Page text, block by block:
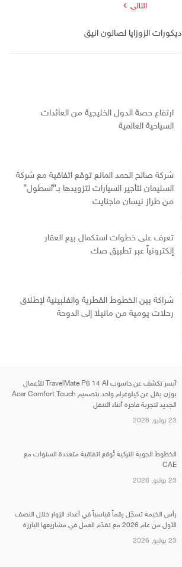
التالي
ديكورات الزوزايا لصالون انيق
ارتفاع حصة الدول الخليجية من العائدات
السياحية العالمية
شركة صالح الحمد المانع توقع اتفاقية مع شركة
السليمان لتأجير السيارات لتزويدها بـ”أسطول”
من طراز نيسان ماجنايت
تعرف على خطوات استكمال بيع العقار
إلكترونياً عبر تطبيق صك
شراكة بين الخطوط القطرية والفلبينية لإطلاق
رحلات يومية من مانيلا إلى الدوحة
آيسر تكشف عن حاسوب TravelMate P6 14 AI للأعمال
بوزن يقل عن كيلوغرام واحد بتصميم Acer Comfort Touch
الجديد لتجربة فاخرة أثناء التنقل
23 يوليو, 2026
الخطوط الجوية التركية تُوقع اتفاقية متعددة السنوات مع
CAE
23 يوليو, 2026
رأس الخيمة تسجّل رقماً قياسياً في أعداد الزوار خلال النصف
الأول من عام 2026 مع تقدّم العمل في مشاريعها البارزة
23 يوليو, 2026